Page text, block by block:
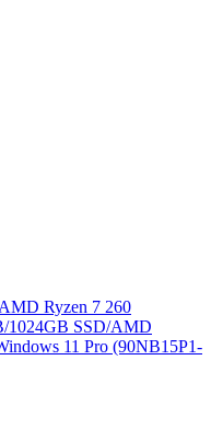
Ryzen 7 260
1024GB SSD/AMD
11 Pro (90NB15P1-